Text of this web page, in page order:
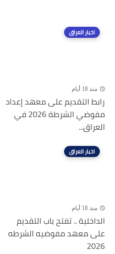
اخبار العراق
منذ 18 أيام
رابط التقديم على معهد إعداد
مفوضي الشرطة 2026 في
العراق...
اخبار العراق
منذ 18 أيام
الداخلية .. تفتح باب التقديم
على معهد مفوضيه الشرطه
2026